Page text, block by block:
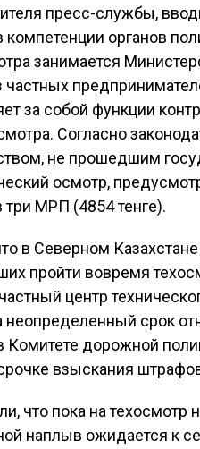
пресс-службы,
органов
занимается
частных
за собой функции
Согласно
не прошедшим
осмотр,
МРП (4854 тенге).
в Северном
пройти вовремя
центр
срок
Комитете дорожной
взыскания
что пока на техосмотр
наплыв ожидается к